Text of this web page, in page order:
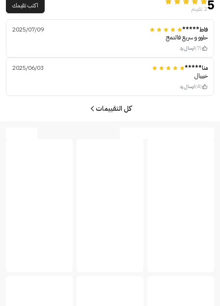
52 تقييم اكتب تقيمك
فاط*****
2025/07/09
حلوو و سريع فالدمج
(7) ارسال رد
منا*****
2025/06/03
خيييال
(4) ارسال رد
كل التقييمات